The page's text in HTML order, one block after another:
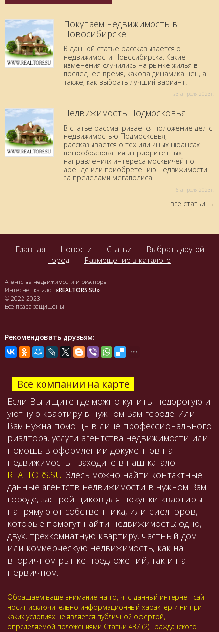
Покупаем недвижимость в
Новосибирске
В данной статье рассказывается о
недвижимости Новосибирска. Какие
изменения случились на рынке жилья в
последнее время, какова динамика цен, а
также, как выбрать лучший вариант.
23 aпреля 2023г.
Недвижимость Подмосковья
В статье рассматривается положение дел с
недвижимостью Подмосковья,
рассказывается о тех или иных нюансах
ценообразования и приоритетных
направлениях интереса москвичей по
аренде или приобретению недвижимости
за пределами мегаполиса.
6 aпреля 2023г.
все статьи
Главная Новости Статьи
Выбрать другой
город
Размещение в каталоге
Агентства недвижимости и риэлторы
Интернет каталог «REALTORS.SU»
© 2022-2023
Все права защищены
Рекомендовать друзьям:
Все компании на карте
Если Вы ищите где можно купить: недорогую и
уютную квартиру в нужном Вам городе. Или
Вам нужна помощь в лице профессионального
риэлтора, услуги агентства недвижимости или
помощь в оформлении документов на
недвижимость - заходите в наш каталог
REALTORS.SU. Здесь можно найти контактные
данные агентств недвижимости в нужном Вам
городе, застройщиков для покупки квартиры
напрямую от собственника, или риелторов,
которые помогут найти недвижимость: одно,
двух, трёхкомнатную квартиру, частный дом
или коммерческую недвижимость, как на
вторичном рынке предложений, так и на
первичном.
Обращаем ваше внимание на то, что данный интернет-сайт
носит исключительно информационный характер и ни при
каких условиях не является публичной офертой,
определяемой положениями Статьи 437 (2) Гражданского